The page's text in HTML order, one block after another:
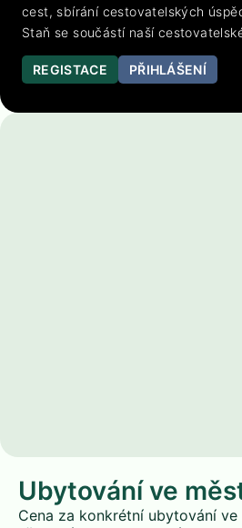
cest, sbírání cestovatelských
Staň se součástí naší
REGISTACE PŘIHLÁŠENÍ
Ubytování ve
Cena za konkrétní ubytování